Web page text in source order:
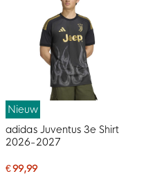
Nieuw
adidas Juventus 3e Shirt
2026-2027
€ 99,99